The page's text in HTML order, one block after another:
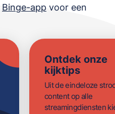
Binge-app voor een
Ontdek onze
kijktips
Uit de eindeloze
content op alle
streamingdiensten